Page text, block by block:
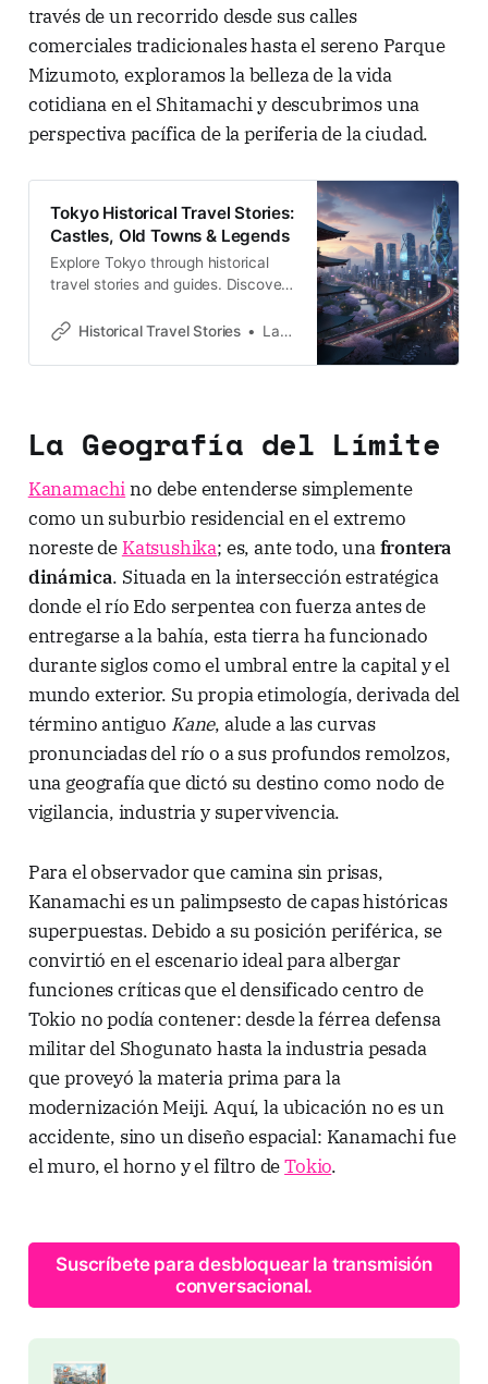
través de un recorrido desde sus calles
comerciales tradicionales hasta el sereno Parque
Mizumoto, exploramos la belleza de la vida
cotidiana en el Shitamachi y descubrimos una
perspectiva pacífica de la periferia de la ciudad.
Tokyo Historical Travel Stories:
Castles, Old Towns & Legends
Explore Tokyo through historical
travel stories and guides. Discover
legends across the country.
Historical Travel Stories Lawrence
La Geografía del Límite
Kanamachino debe entenderse simplemente
como un suburbio residencial en el extremo
noreste de Katsushika; es, ante todo, unafrontera
dinámica. Situada en la intersección estratégica
donde el río Edo serpentea con fuerza antes de
entregarse a la bahía, esta tierra ha funcionado
durante siglos como el umbral entre la capital y el
mundo exterior. Su propia etimología, derivada del
término antiguo Kane, alude a las curvas
pronunciadas del río o a sus profundos remolzos,
una geografía que dictó su destino como nodo de
vigilancia, industria y supervivencia.
Para el observador que camina sin prisas,
Kanamachi es un palimpsesto de capas históricas
superpuestas. Debido a su posición periférica, se
convirtió en el escenario ideal para albergar
funciones críticas que el densificado centro de
Tokio no podía contener: desde la férrea defensa
militar del Shogunato hasta la industria pesada
que proveyó la materia prima para la
modernización Meiji. Aquí, la ubicación no es un
accidente, sino un diseño espacial: Kanamachi fue
el muro, el horno y el filtro deTokio.
Suscríbete para desbloquear la transmisión
conversacional.